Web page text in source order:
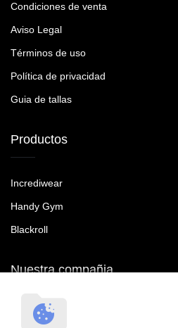
Condiciones de venta
Aviso Legal
Términos de uso
Política de privacidad
Guia de tallas
Productos
Incrediwear
Handy Gym
Blackroll
Nuestra compañia
RecoveryTroop SL B90465287